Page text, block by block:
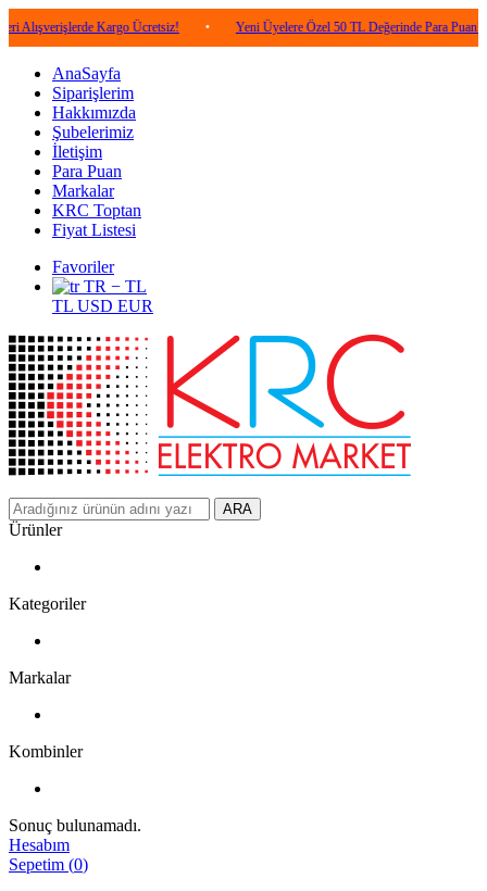
Kargo Ücretsiz! • Yeni Üyelere Özel 50 TL Değerinde Para Puan! •
AnaSayfa
Siparişlerim
Hakkımızda
Şubelerimiz
İletişim
Para Puan
Markalar
KRC Toptan
Fiyat Listesi
Favoriler
TR − TL
TL USD EUR
ARA
Ürünler
Kategoriler
Markalar
Kombinler
Sonuç bulunamadı.
Hesabım
Sepetim (0)